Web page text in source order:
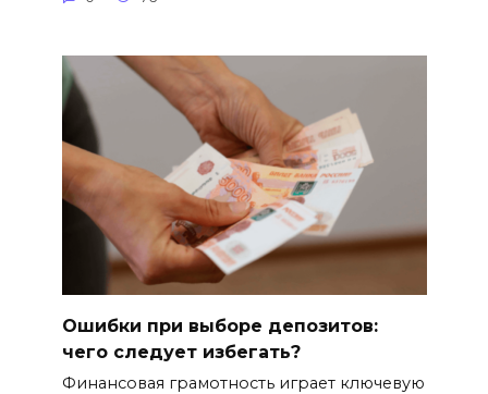
Ошибки при выборе депозитов:
чего следует избегать?
Финансовая грамотность играет ключевую